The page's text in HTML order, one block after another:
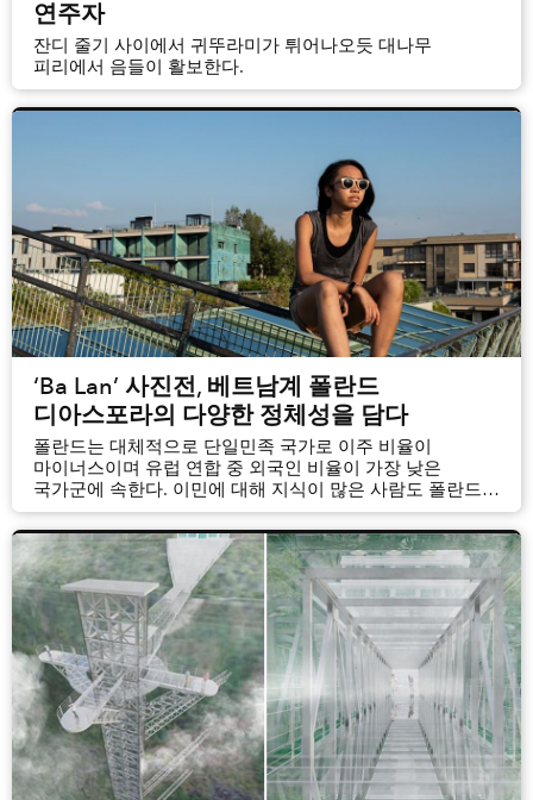
연주자
잔디 줄기 사이에서 귀뚜라미가 튀어나오듯 대나무
피리에서 음들이 활보한다.
‘Ba Lan’ 사진전, 베트남계 폴란드
디아스포라의 다양한 정체성을 담다
폴란드는 대체적으로 단일민족 국가로 이주 비율이
마이너스이며 유럽 연합 중 외국인 비율이 가장 낮은
국가군에 속한다. 이민에 대해 지식이 많은 사람도 폴란드에
거주하는 베트남 사람들의 견고한 커뮤니티에 대해
놀라움을 표현하기도 한다.